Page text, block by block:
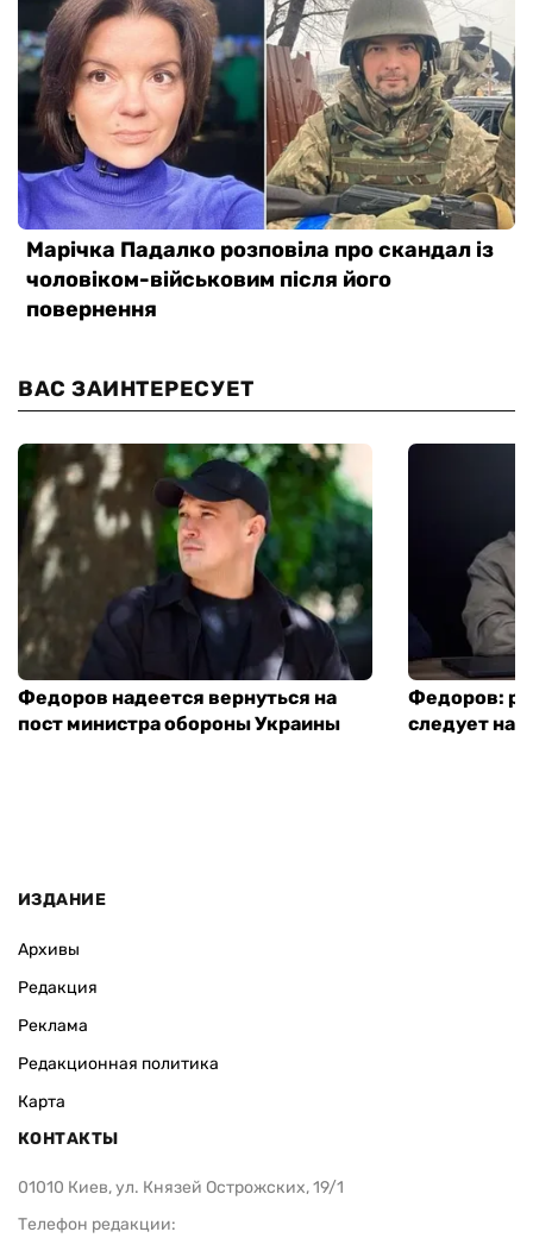
ВАС ЗАИНТЕРЕСУЕТ
Федоров надеется вернуться на
пост министра обороны Украины
Федоров:
следует
ИЗДАНИЕ
Архивы
Редакция
Реклама
Редакционная политика
Карта
КОНТАКТЫ
01010 Киев, ул. Князей Острожских, 19/1
Телефон редакции: